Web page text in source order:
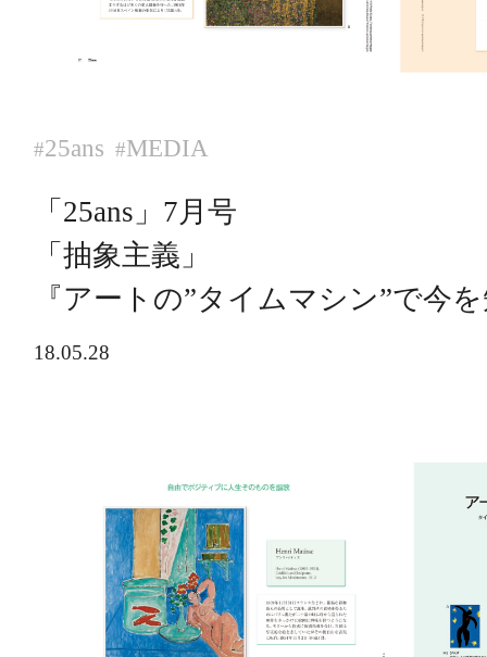
#25ans #MEDIA
「25ans」7月号
「抽象主義」
『アートの”タイムマシン”で今
18.05.28